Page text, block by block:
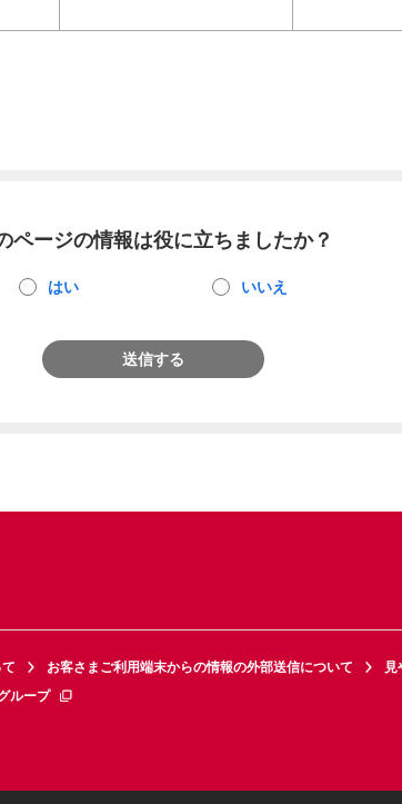
ページの情報は役に立ちましたか？
はい いいえ
送信する
お客さまご利用端末からの情報の外部送信について
見
ループ